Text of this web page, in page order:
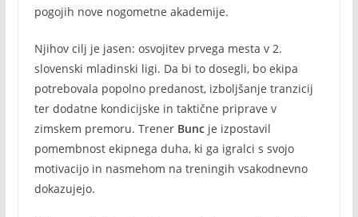
pogojih nove nogometne akademije.
Njihov cilj je jasen: osvojitev prvega mesta v 2.
slovenski mladinski ligi. Da bi to dosegli, bo ekipa
potrebovala popolno predanost, izboljšanje tranzicij
ter dodatne kondicijske in taktične priprave v
zimskem premoru. Trener Buncje izpostavil
pomembnost ekipnega duha, ki ga igralci s svojo
motivacijo in nasmehom na treningih vsakodnevno
dokazujejo.